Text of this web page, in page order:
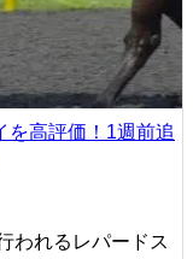
を高評価！1週前追
われるレパードス